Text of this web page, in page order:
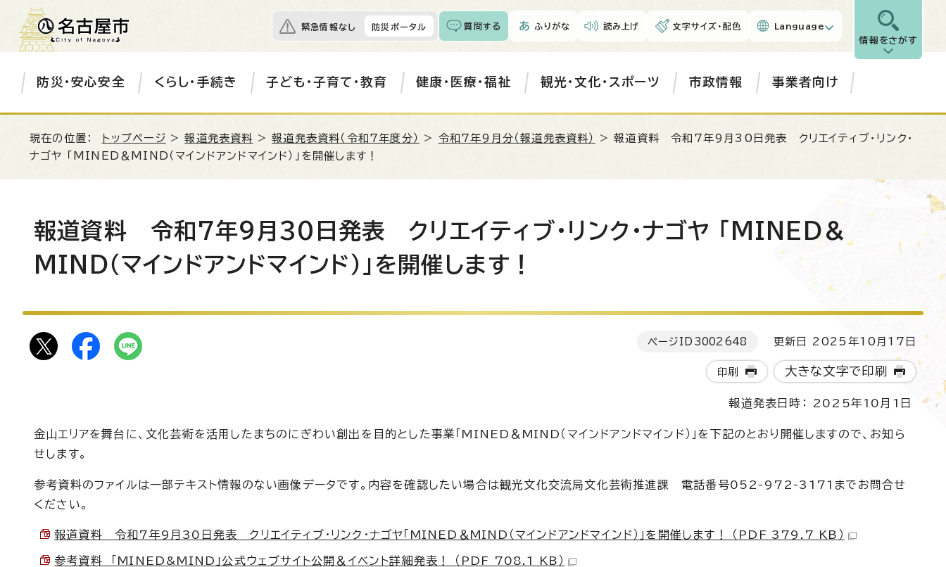
緊急情報なし 防災ポータル 質問する ふりがな 読み上げ 文字サイズ・配色 Language
情報をさがす
防災・安心安全 くらし・手続き 子ども・子育て・教育 健康・医療・福祉 観光・文化・スポーツ 市政情報 事業者向け
現在の位置： トップページ >報道発表資料 >報道発表資料（令和7年度分） > 令和7年9月分（報道発表資料）
> 報道資料 令和7年9月30日発表 クリエイティブ・リンク・
ナゴヤ 「MINED＆MIND（マインドアンドマインド）」を開催します！
報道資料 令和7年9月30日発表 クリエイティブ・リンク・ナゴヤ 「MINED＆
MIND（マインドアンドマインド）」を開催します！
ページID 3002648 更新日 2025年10月17日
印刷 大きな文字で印刷
報道発表日時： 2025年10月1日
金山エリアを舞台に、文化芸術を活用したまちのにぎわい創出を目的とした事業「MINED＆MIND（マインドアンドマインド）」を下記のとおり開催しますので、お知ら
せします。
参考資料のファイルは一部テキスト情報のない画像データです。内容を確認したい場合は観光文化交流局文化芸術推進課 電話番号052-972-3171までお問合せ
ください。
報道資料 令和7年9月30日発表 クリエイティブ・リンク・ナゴヤ「MINED＆MIND（マインドアンドマインド）」を開催します！ （PDF 379.7 KB）
参考資料 「MINED&MIND」公式ウェブサイト公開＆イベント詳細発表！ （PDF 708.1 KB）